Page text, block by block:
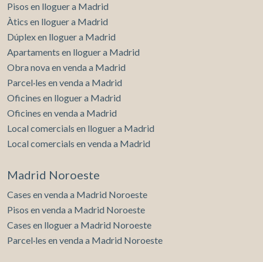
Pisos en lloguer a Madrid
Àtics en lloguer a Madrid
Dúplex en lloguer a Madrid
Apartaments en lloguer a Madrid
Obra nova en venda a Madrid
Parcel·les en venda a Madrid
Oficines en lloguer a Madrid
Oficines en venda a Madrid
Local comercials en lloguer a Madrid
Local comercials en venda a Madrid
Madrid Noroeste
Cases en venda a Madrid Noroeste
Pisos en venda a Madrid Noroeste
Cases en lloguer a Madrid Noroeste
Parcel·les en venda a Madrid Noroeste